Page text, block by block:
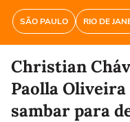
SÃO PAULO RIO DE
Christian
Paolla
sambar para